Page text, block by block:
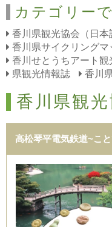
カテゴリー
香川県観光協会（日本
香川県サイクリングマ
香川せとうちアート観
県観光情報誌
香川
香川県観光
高松琴平電気鉄道~こ